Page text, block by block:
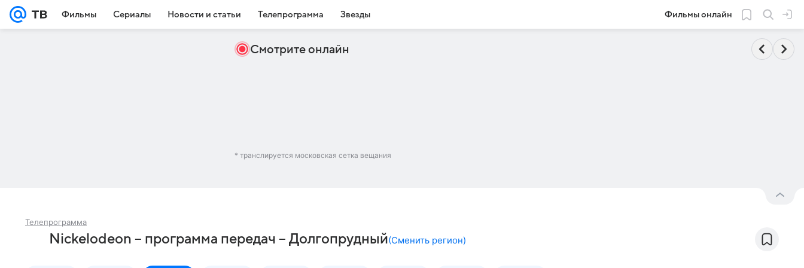
Фильмы Сериалы Новости и статьи Телепрограмма Звезды Фильмы онлайн
Смотрите онлайн
* транслируется московская сетка вещания
Телепрограмма
Nickelodeon – программа передач – Долгопрудный(Сменить регион)